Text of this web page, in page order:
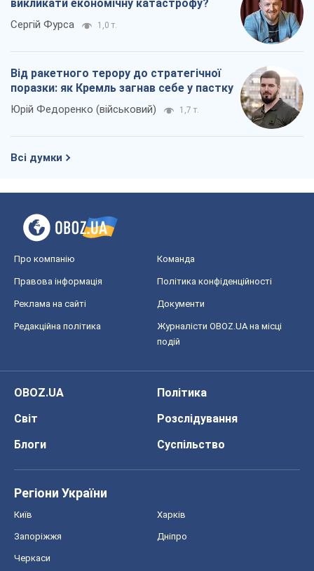
викликати економічну катастрофу?
Сергій Фурса 1,0 т.
Від ракетного терору до стратегічної
поразки: як Кремль загнав себе у пастку
Юрій Федоренко (військовий) 1,7 т.
Всі думки
Про компанію Команда
Правова інформація Політика конфіденційності
Реклама на сайті Документи
Редакційна політика
Журналісти OBOZ.UA на місці
подій
OBOZ.UA
Політика
Світ
Розслідування
Блоги
Суспільство
Регіони України
Київ Харків
Запоріжжя Дніпро
Черкаси